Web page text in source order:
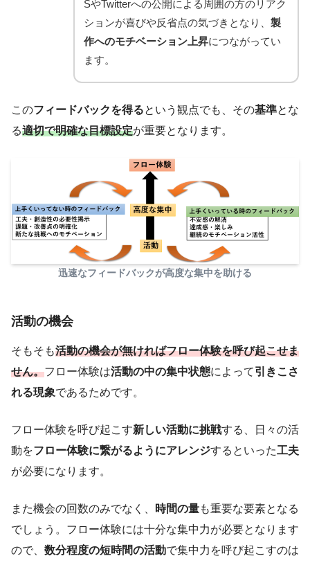
SやTwitterへの公開による周囲の方のリアク
ションが喜びや反省点の気づきとなり、 製
作へのモチベーション上昇につながってい
ます。
このフィードバックを得るという観点でも、その基準とな
る適切で明確な目標設定が重要となります。
迅速なフィードバックが高度な集中を助ける
活動の機会
そもそも活動の機会が無ければフロー体験を呼び起こせま
せん。フロー体験は活動の中の集中状態によって引きこさ
れる現象であるためです。
フロー体験を呼び起こす新しい活動に挑戦する、日々の活
動をフロー体験に繋がるようにアレンジするといった工夫
が必要になります。
また機会の回数のみでなく、 時間の量も重要な要素となる
でしょう。フロー体験には十分な集中力が必要となります
ので、 数分程度の短時間の活動で集中力を呼び起こすのは